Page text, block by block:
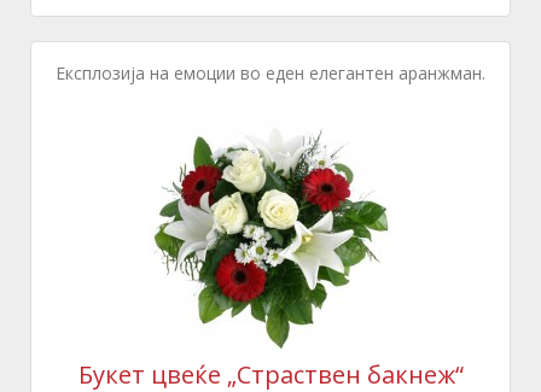
Експлозија на емоции во еден елегантен аранжман.
Букет цвеќе „Страствен бакнеж“